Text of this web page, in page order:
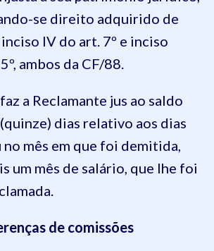
se direito adquirido de
IV do art. 7º e inciso
ambos da CF/88.
a Reclamante jus ao saldo
dias relativo aos dias
mês em que foi demitida,
um mês de salário, que lhe foi
de comissões